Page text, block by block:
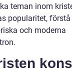
teman inom
popularitet, förstå
och moderna